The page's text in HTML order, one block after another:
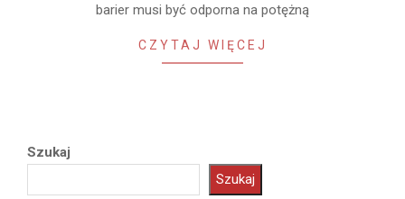
barier musi być odporna na potężną
CZYTAJ WIĘCEJ
Szukaj
Szukaj